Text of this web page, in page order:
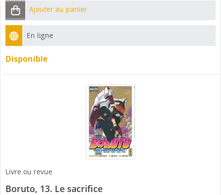
Ajouter au panier
En ligne
Disponible
Livre ou revue
Boruto, 13. Le sacrifice